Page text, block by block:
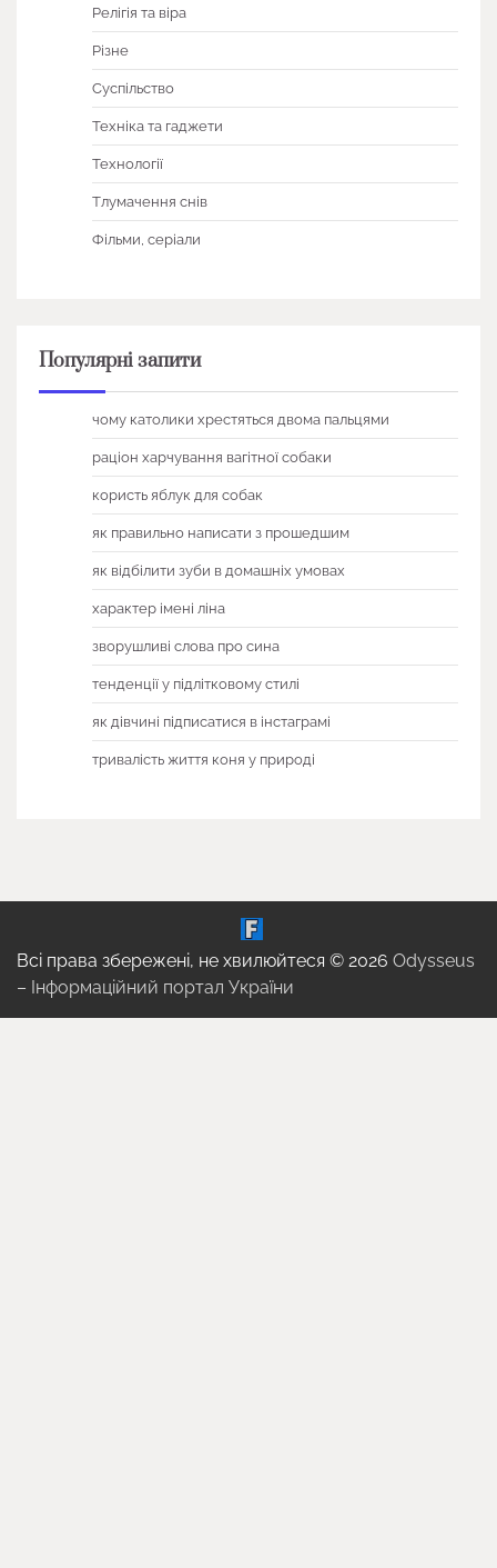
Релігія та віра
Різне
Суспільство
Техніка та гаджети
Технології
Тлумачення снів
Фільми, серіали
Популярні запити
чому католики хрестяться двома пальцями
раціон харчування вагітної собаки
користь яблук для собак
як правильно написати з прошедшим
як відбілити зуби в домашніх умовах
характер імені ліна
зворушливі слова про сина
тенденції у підлітковому стилі
як дівчині підписатися в інстаграмі
тривалість життя коня у природі
Всі права збережені, не хвилюйтеся © 2026 Odysseus
– Інформаційний портал України